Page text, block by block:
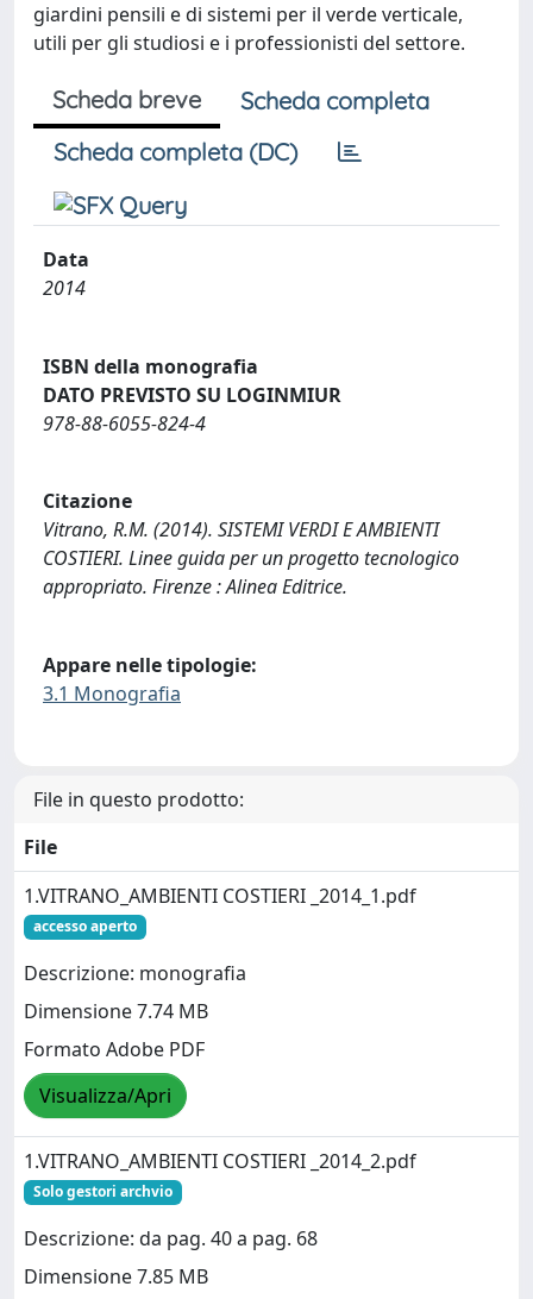
giardini pensili e di sistemi per il verde verticale,
utili per gli studiosi e i professionisti del settore.
Scheda breve
Scheda completa
Scheda completa (DC)
Data
2014
ISBN della monografia
DATO PREVISTO SU LOGINMIUR
978-88-6055-824-4
Citazione
Vitrano, R.M. (2014). SISTEMI VERDI E AMBIENTI
COSTIERI. Linee guida per un progetto tecnologico
appropriato. Firenze : Alinea Editrice.
Appare nelle tipologie:
3.1 Monografia
File in questo prodotto:
File
1.VITRANO_AMBIENTI COSTIERI _2014_1.pdf
accesso aperto
Descrizione: monografia
Dimensione 7.74 MB
Formato Adobe PDF
Visualizza/Apri
1.VITRANO_AMBIENTI COSTIERI _2014_2.pdf
Solo gestori archvio
Descrizione: da pag. 40 a pag. 68
Dimensione 7.85 MB